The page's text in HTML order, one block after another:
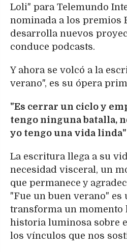
Loli" para Telemundo
nominada a los premios
desarrolla nuevos
conduce podcasts.
Y ahora se volcó a la
verano", es su ópera
"Es cerrar un ciclo y
tengo ninguna batalla,
yo tengo una vida linda"
La escritura llega a su
necesidad visceral, un
que permanece y
"Fue un buen verano" es
transforma un momento
historia luminosa sobre
los vínculos que nos